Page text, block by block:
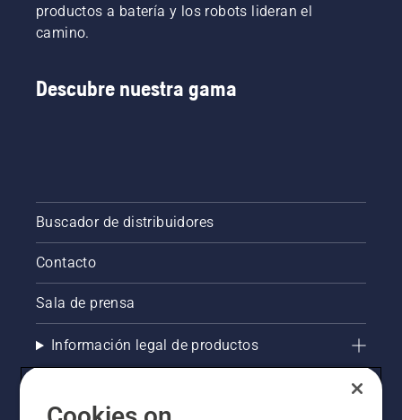
productos a batería y los robots lideran el
camino.
Descubre nuestra gama
Buscador de distribuidores
Contacto
Sala de prensa
Información legal de productos